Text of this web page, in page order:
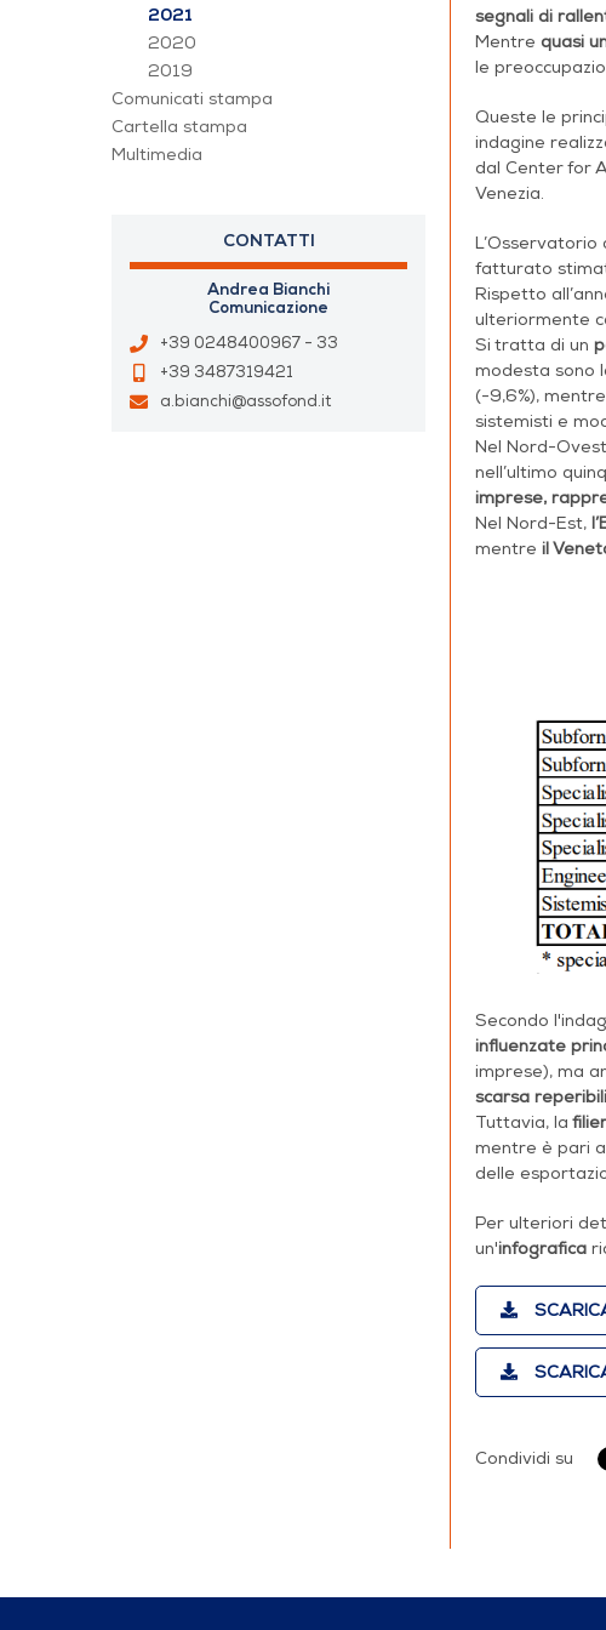
2021
2020
2019
Comunicati stampa
Cartella stampa
Multimedia
CONTATTI
Andrea Bianchi
Comunicazione
+39 0248400967 - 33
+39 3487319421
a.bianchi@assofond.it
segnali di
Mentre quasi
le
Queste le
indagine
dal Center for
Venezia.
fatturato
Rispetto
ulteriormente
Si tratta di un
modesta sono
(-9,6%),
sistemisti e
Nel Nord-
nell’ultimo
imprese,
Nel Nord-Est,
mentre il
Secondo
influenzate
imprese), ma
scarsa
Tuttavia, la
mentre è pari
delle
Per ulteriori
un'infografica
Condividi su